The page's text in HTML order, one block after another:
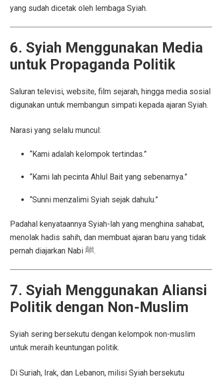
yang sudah dicetak oleh lembaga Syiah.
6. Syiah Menggunakan Media
untuk Propaganda Politik
Saluran televisi, website, film sejarah, hingga media sosial
digunakan untuk membangun simpati kepada ajaran Syiah.
Narasi yang selalu muncul:
“Kami adalah kelompok tertindas.”
“Kami lah pecinta Ahlul Bait yang sebenarnya.”
“Sunni menzalimi Syiah sejak dahulu.”
Padahal kenyataannya Syiah-lah yang menghina sahabat,
menolak hadis sahih, dan membuat ajaran baru yang tidak
pernah diajarkan Nabi ﷺ.
7. Syiah Menggunakan Aliansi
Politik dengan Non-Muslim
Syiah sering bersekutu dengan kelompok non-muslim
untuk meraih keuntungan politik.
Di Suriah, Irak, dan Lebanon, milisi Syiah bersekutu